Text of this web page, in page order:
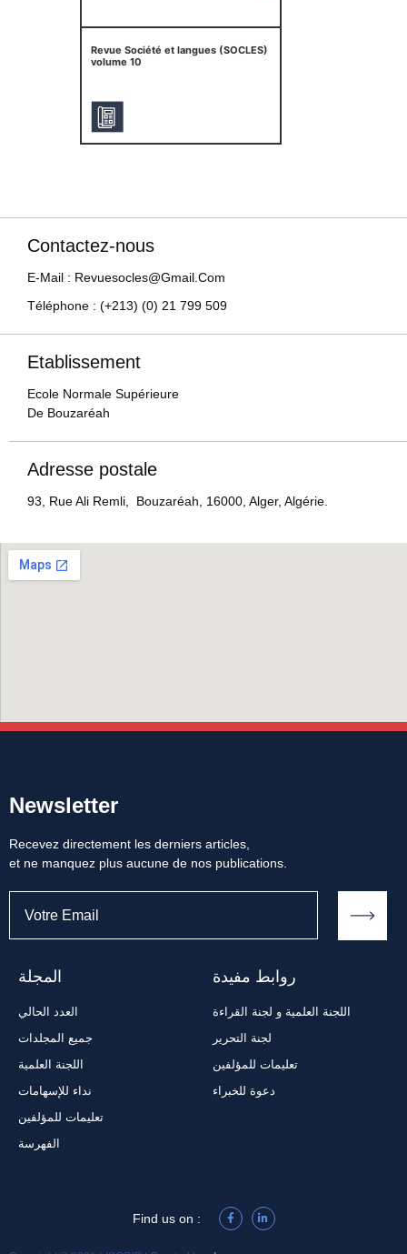
Revue Société et langues (SOCLES)
volume 10
Contactez-nous
E-Mail : Revuesocles@gmail.com
Téléphone : (+213) (0) 21 799 509
Etablissement
Ecole Normale Supérieure
De Bouzaréah
Adresse postale
93, Rue Ali Remli, Bouzaréah, 16000, Alger, Algérie.
Newsletter
Recevez directement les derniers articles,
et ne manquez plus aucune de nos publications.
المجلة
العدد الحالي
جميع المجلدات
اللجنة العلمية
نداء للإسهامات
تعليمات للمؤلفين
الفهرسة
روابط مفيدة
اللجنة العلمية و لجنة القراءة
لجنة التحرير
تعليمات للمؤلفين
دعوة للخبراء
Find us on :